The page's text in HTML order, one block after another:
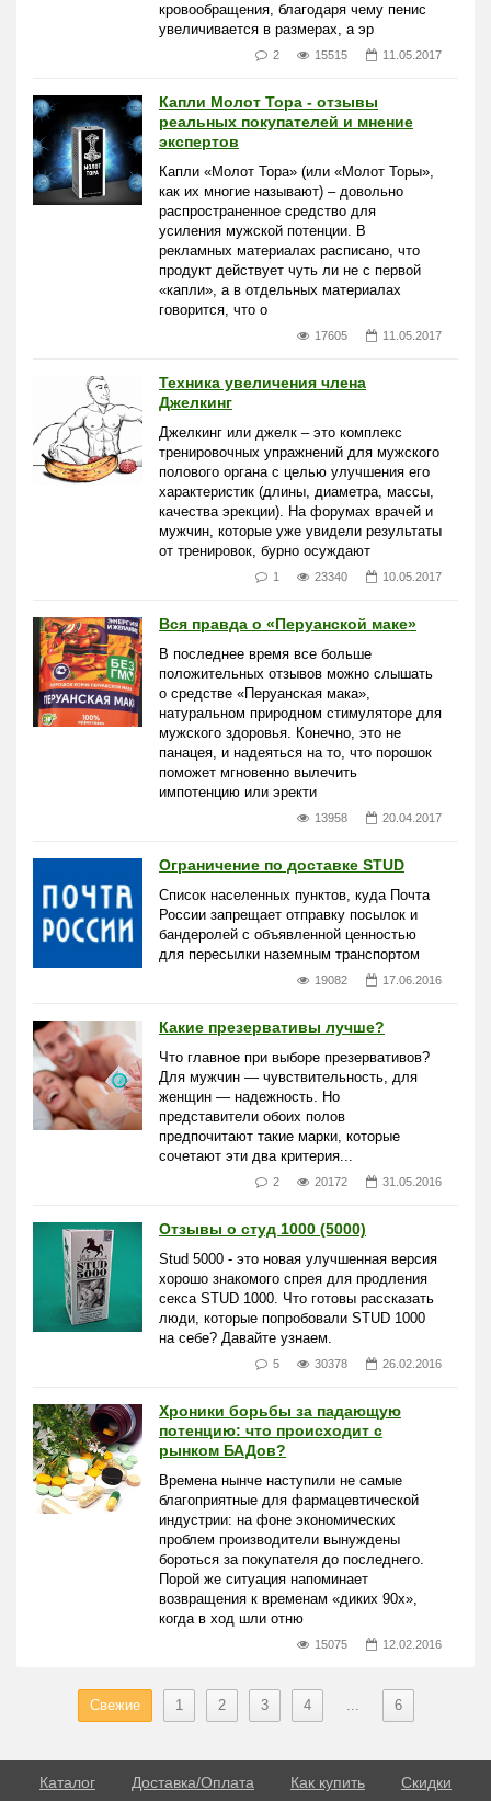
кровообращения, благодаря чему пенис
увеличивается в размерах, а эр
2 15515 11.05.2017
Капли Молот Тора - отзывы
реальных покупателей и мнение
экспертов
Капли «Молот Тора» (или «Молот Торы»,
как их многие называют) – довольно
распространенное средство для
усиления мужской потенции. В
рекламных материалах расписано, что
продукт действует чуть ли не с первой
«капли», а в отдельных материалах
говорится, что о
17605 11.05.2017
Техника увеличения члена
Джелкинг
Джелкинг или джелк – это комплекс
тренировочных упражнений для мужского
полового органа с целью улучшения его
характеристик (длины, диаметра, массы,
качества эрекции). На форумах врачей и
мужчин, которые уже увидели результаты
от тренировок, бурно осуждают
1 23340 10.05.2017
Вся правда о «Перуанской маке»
В последнее время все больше
положительных отзывов можно слышать
о средстве «Перуанская мака»,
натуральном природном стимуляторе для
мужского здоровья. Конечно, это не
панацея, и надеяться на то, что порошок
поможет мгновенно вылечить
импотенцию или эректи
13958 20.04.2017
Ограничение по доставке STUD
Список населенных пунктов, куда Почта
России запрещает отправку посылок и
бандеролей с объявленной ценностью
для пересылки наземным транспортом
19082 17.06.2016
Какие презервативы лучше?
Что главное при выборе презервативов?
Для мужчин — чувствительность, для
женщин — надежность. Но
представители обоих полов
предпочитают такие марки, которые
сочетают эти два критерия...
2 20172 31.05.2016
Отзывы о студ 1000 (5000)
Stud 5000 - это новая улучшенная версия
хорошо знакомого спрея для продления
секса STUD 1000. Что готовы рассказать
люди, которые попробовали STUD 1000
на себе? Давайте узнаем.
5 30378 26.02.2016
Хроники борьбы за падающую
потенцию: что происходит с
рынком БАДов?
Времена нынче наступили не самые
благоприятные для фармацевтической
индустрии: на фоне экономических
проблем производители вынуждены
бороться за покупателя до последнего.
Порой же ситуация напоминает
возвращения к временам «диких 90х»,
когда в ход шли отню
15075 12.02.2016
Свежие 1 2 3 4 ... 6
Каталог Доставка/Оплата Как купить Скидки